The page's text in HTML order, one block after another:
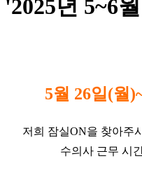
'2025년 5​~6
5월 26일(월
저희 잠실ON을 찾아주
수의사 근무 시